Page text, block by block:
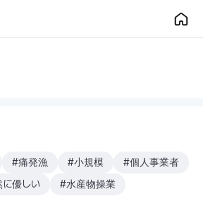
#痛発漁 #小規模
#個人事業者
優しい #水産物操業